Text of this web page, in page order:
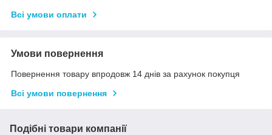
Всі умови оплати
Умови повернення
Повернення товару впродовж 14 днів за рахунок покупця
Всі умови повернення
Подібні товари компанії